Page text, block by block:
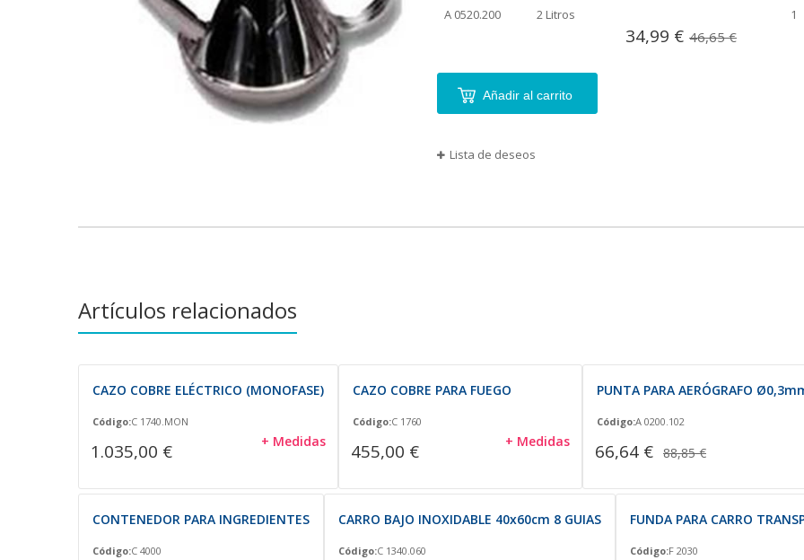
agrupados
A 0520.200 2 Litros
34,99 € 46,65 €
1
Añadir al carrito
Lista de deseos
Artículos relacionados
CAZO COBRE ELÉCTRICO (MONOFASE)
Código:C 1740.MON
1.035,00 € + Medidas
CAZO COBRE PARA FUEGO
Código:C 1760
455,00 € + Medidas
PUNTA PARA AERÓGRAFO
Código:A 0200.102
66,64 € 88,85 €
CONTENEDOR PARA INGREDIENTES
Código:C 4000
CARRO BAJO INOXIDABLE 40x60cm 8 GUIAS
Código:C 1340.060
FUNDA PARA CARRO
Código:F 2030